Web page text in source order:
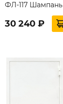
ФЛ-117 Шампань
30 240 ₽